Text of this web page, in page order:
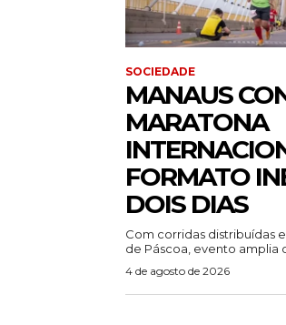
SOCIEDADE
MANAUS
MARATONA
FORMATO
DOIS DIAS
Com corridas distribuídas
de Páscoa, evento amplia
4 de agosto de 2026